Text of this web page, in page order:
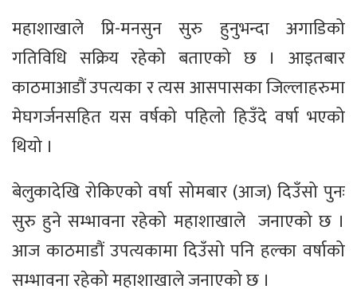
महाशाखाले प्रि-मनसुन सुरु हुनुभन्दा अगाडिको
गतिविधि सक्रिय रहेको बताएको छ । आइतबार
काठमाआडौं उपत्यका र त्यस आसपासका जिल्लाहरुमा
मेघगर्जनसहित यस वर्षको पहिलो हिउँदे वर्षा भएको
थियो ।
बेलुकादेखि रोकिएको वर्षा सोमबार (आज) दिउँसो पुनः
सुरु हुने सम्भावना रहेको महाशाखाले जनाएको छ ।
आज काठमाडौं उपत्यकामा दिउँसो पनि हल्का वर्षाको
सम्भावना रहेको महाशाखाले जनाएको छ ।